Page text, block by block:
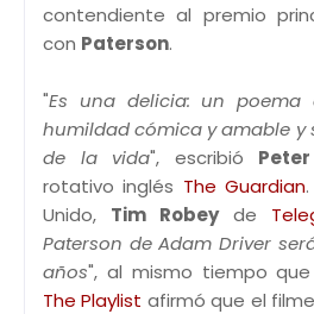
contendiente al premio
con Paterson.
"Es una delicia: un
humildad cómica y amable y
de la vida", escribió
rotativo inglés The Guardian
Unido, Tim Robeyde
Paterson de Adam Driver
años", al mismo tiempo que
The Playlist afirmó que el